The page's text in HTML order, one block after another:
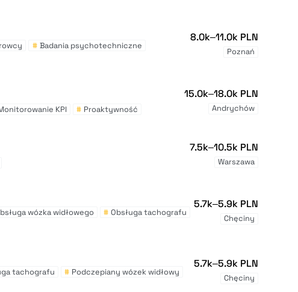
# Badania psychotechniczne
8.0k–11.0k PLN
Poznań
KPI # Proaktywność
15.0k–18.0k PLN
Andrychów
7.5k–10.5k PLN
Warszawa
wózka widłowego # Obsługa tachografu
5.7k–5.9k PLN
Chęciny
tachografu # Podczepiany wózek widłowy
5.7k–5.9k PLN
Chęciny